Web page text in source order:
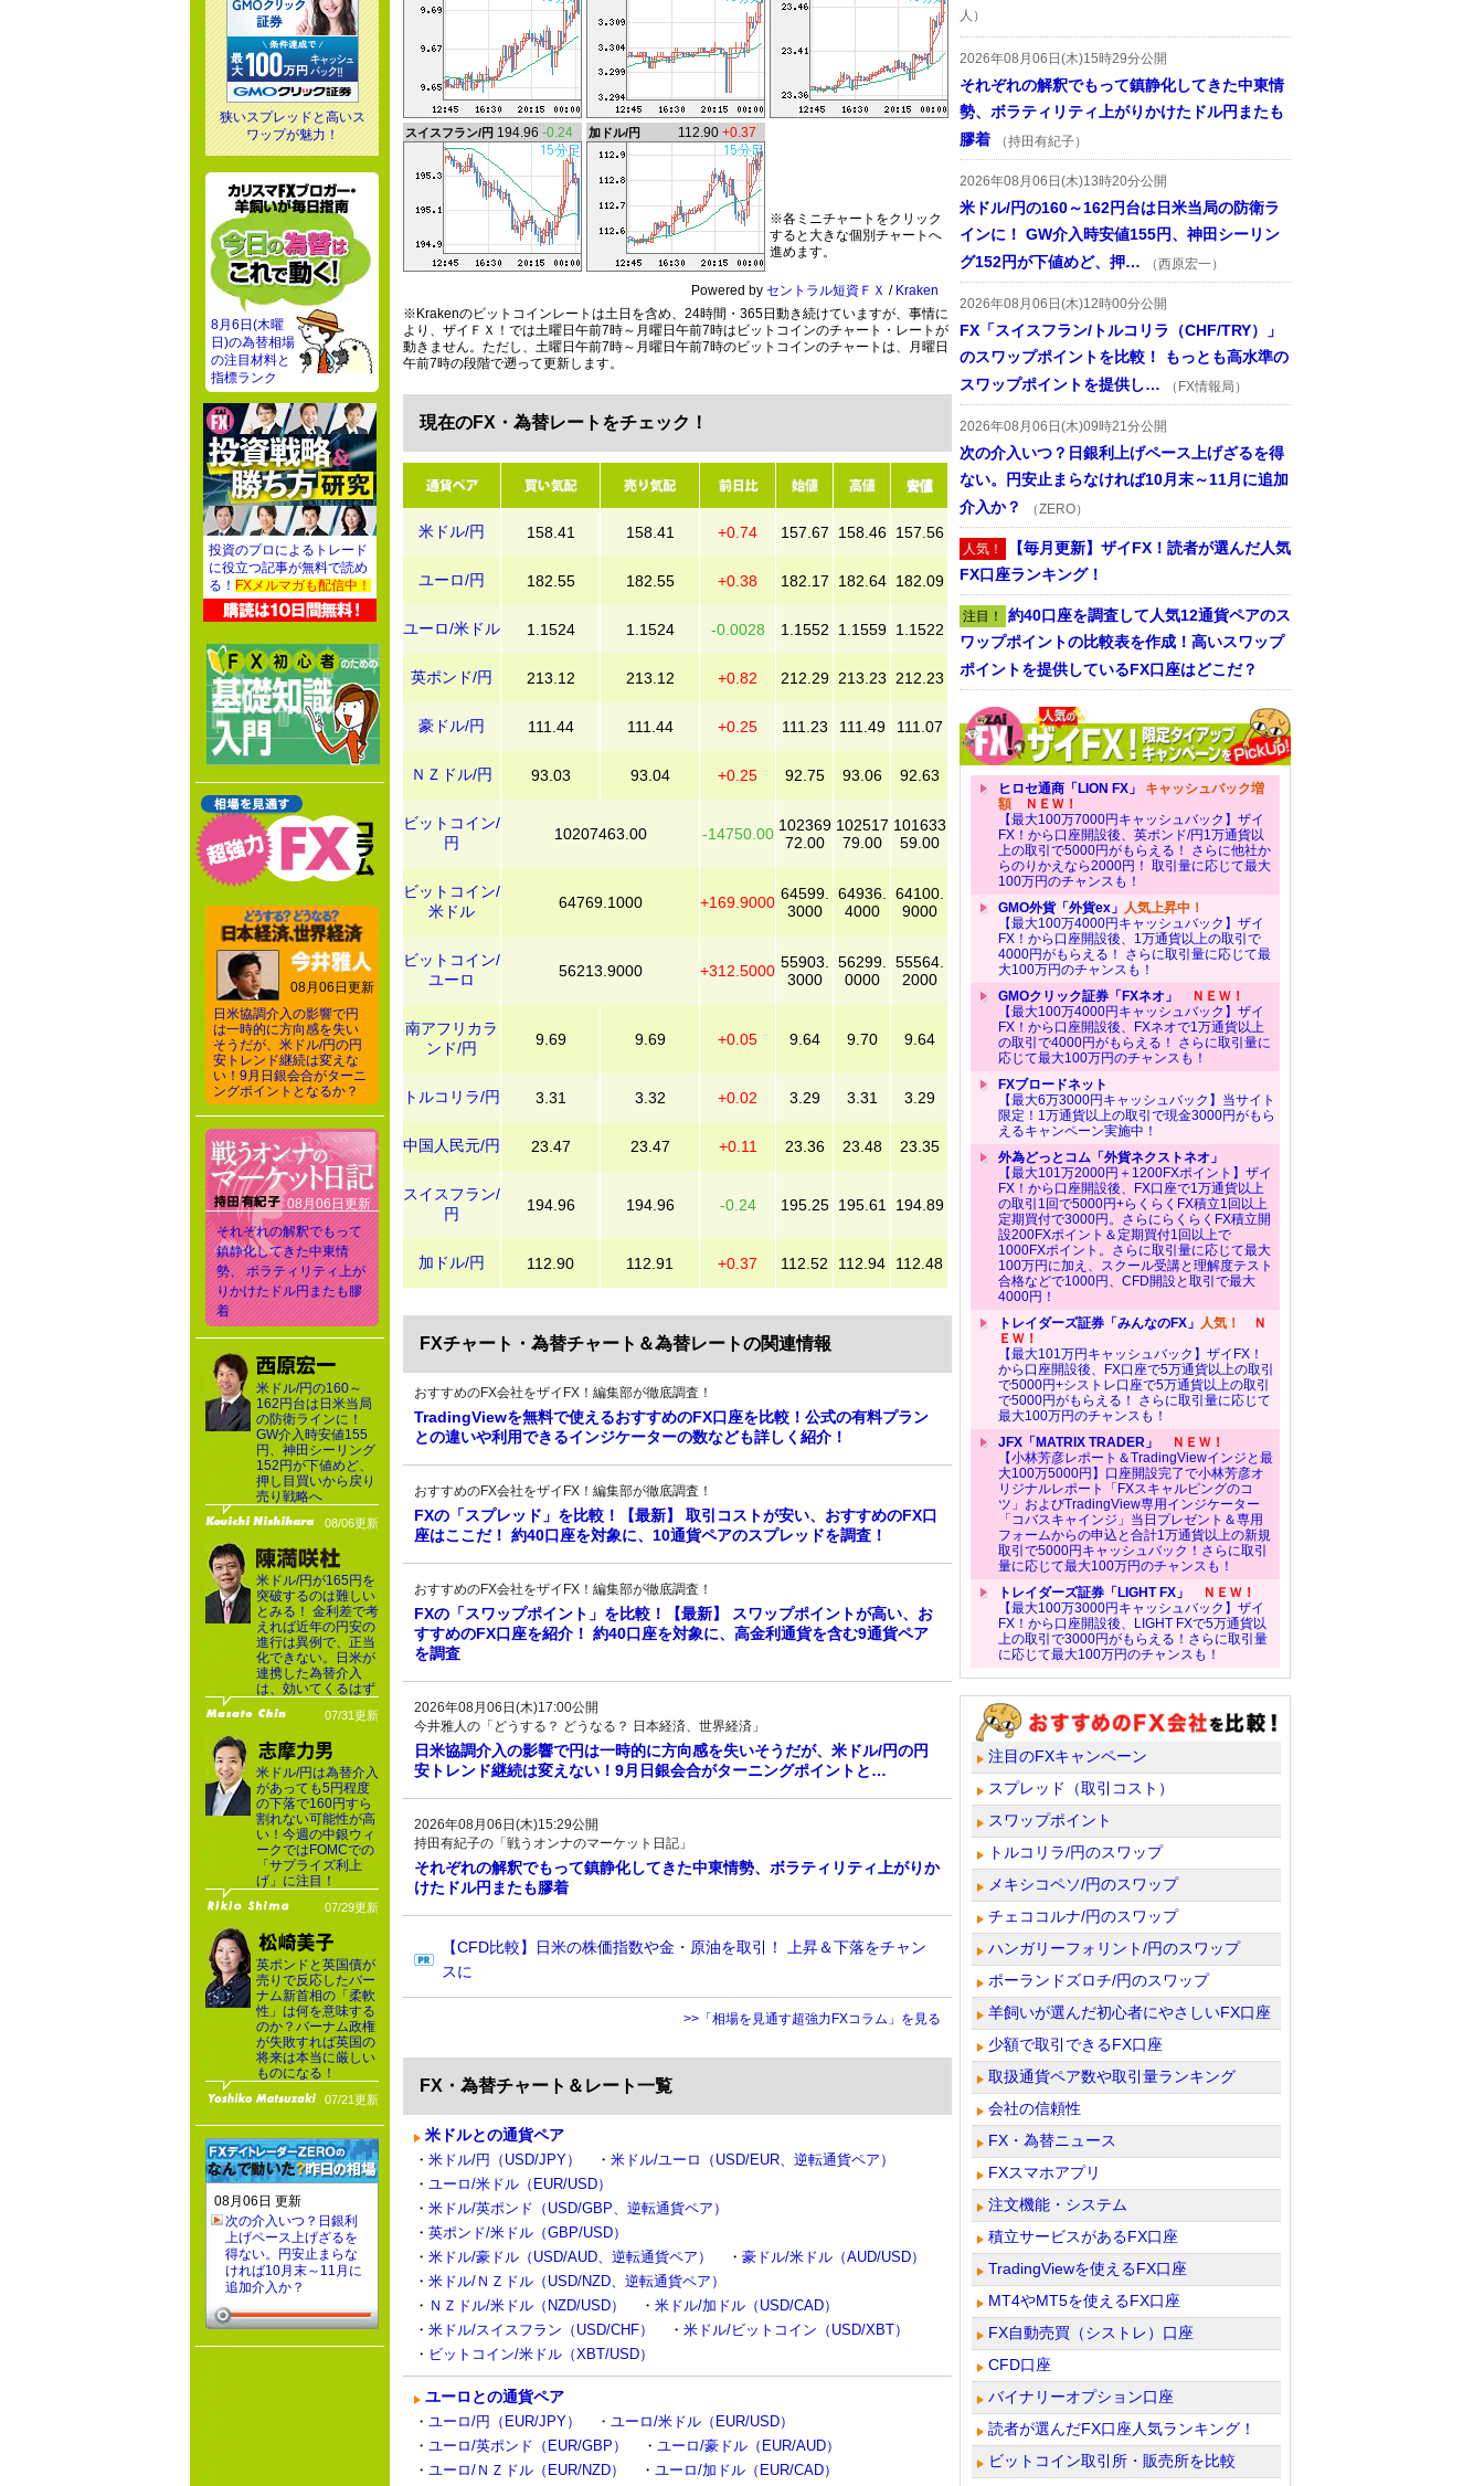
スイスフラン/円 194.96 -0.24 加ドル/円 112.90 +0.37
※各ミニチャートをクリック
すると大きな個別チャートへ
進めます。
Powered by セントラル短資ＦＸ / Kraken
※Krakenのビットコインレートは土日を含め、24時間・365日動き続けていますが、事情に
より、ザイＦＸ！では土曜日午前7時～月曜日午前7時はビットコインのチャート・レートが
動きません。ただし、土曜日午前7時～月曜日午前7時のビットコインのチャートは、月曜日
午前7時の段階で遡って更新します。
現在のFX・為替レートをチェック！
米ドル/円 158.41 158.41 +0.74 157.67 158.46 157.56
ユーロ/円 182.55 182.55 +0.38 182.17 182.64 182.09
ユーロ/米ドル 1.1524 1.1524 -0.0028 1.1552 1.1559 1.1522
英ポンド/円 213.12 213.12 +0.82 212.29 213.23 212.23
豪ドル/円 111.44 111.44 +0.25 111.23 111.49 111.07
ＮＺドル/円 93.03 93.04 +0.25 92.75 93.06 92.63
ビットコイン/
円
10207463.00 -14750.00 102369
72.00
102517
79.00
101633
59.00
ビットコイン/
米ドル
64769.1000 +169.9000 64599.
3000
64936.
4000
64100.
9000
ビットコイン/
ユーロ
56213.9000 +312.5000 55903.
3000
56299.
0000
55564.
2000
南アフリカラ
ンド/円
9.69 9.69 +0.05 9.64 9.70 9.64
トルコリラ/円 3.31 3.32 +0.02 3.29 3.31 3.29
中国人民元/円 23.47 23.47 +0.11 23.36 23.48 23.35
スイスフラン/
円
194.96 194.96 -0.24 195.25 195.61 194.89
加ドル/円 112.90 112.91 +0.37 112.52 112.94 112.48
FXチャート・為替チャート＆為替レートの関連情報
おすすめのFX会社をザイFX！編集部が徹底調査！
TradingViewを無料で使えるおすすめのFX口座を比較！公式の有料プラン
との違いや利用できるインジケーターの数なども詳しく紹介！
おすすめのFX会社をザイFX！編集部が徹底調査！
FXの「スプレッド」を比較！【最新】 取引コストが安い、おすすめのFX口
座はここだ！ 約40口座を対象に、10通貨ペアのスプレッドを調査！
おすすめのFX会社をザイFX！編集部が徹底調査！
FXの「スワップポイント」を比較！【最新】 スワップポイントが高い、お
すすめのFX口座を紹介！ 約40口座を対象に、高金利通貨を含む9通貨ペア
を調査
2026年08月06日(木)17:00公開
今井雅人の「どうする？ どうなる？ 日本経済、世界経済」
日米協調介入の影響で円は一時的に方向感を失いそうだが、米ドル/円の円
安トレンド継続は変えない！9月日銀会合がターニングポイントと…
2026年08月06日(木)15:29公開
持田有紀子の「戦うオンナのマーケット日記」
それぞれの解釈でもって鎮静化してきた中東情勢、ボラティリティ上がりか
けたドル円またも膠着
【CFD比較】日米の株価指数や金・原油を取引！ 上昇＆下落をチャン
スに
>>「相場を見通す超強力FXコラム」を見る
FX・為替チャート＆レート一覧
米ドルとの通貨ペア
・ 米ドル/円（USD/JPY） ・ 米ドル/ユーロ（USD/EUR、逆転通貨ペア）
・ ユーロ/米ドル（EUR/USD）
・ 米ドル/英ポンド（USD/GBP、逆転通貨ペア）
・ 英ポンド/米ドル（GBP/USD）
・ 米ドル/豪ドル（USD/AUD、逆転通貨ペア） ・ 豪ドル/米ドル（AUD/USD）
・ 米ドル/ＮＺドル（USD/NZD、逆転通貨ペア）
・ ＮＺドル/米ドル（NZD/USD） ・ 米ドル/加ドル（USD/CAD）
・ 米ドル/スイスフラン（USD/CHF） ・ 米ドル/ビットコイン（USD/XBT）
・ ビットコイン/米ドル（XBT/USD）
ユーロとの通貨ペア
・ ユーロ/円（EUR/JPY） ・ ユーロ/米ドル（EUR/USD）
・ ユーロ/英ポンド（EUR/GBP） ・ ユーロ/豪ドル（EUR/AUD）
・ ユーロ/ＮＺドル（EUR/NZD） ・ ユーロ/加ドル（EUR/CAD）
人）
2026年08月06日(木)15時29分公開
それぞれの解釈でもって鎮静化してきた中東情
勢、ボラティリティ上がりかけたドル円またも
膠着
（持田有紀子）
2026年08月06日(木)13時20分公開
米ドル/円の160～162円台は日米当局の防衛ラ
インに！ GW介入時安値155円、神田シーリン
グ152円が下値めど、押…
（西原宏一）
2026年08月06日(木)12時00分公開
FX「スイスフラン/トルコリラ（CHF/TRY）」
のスワップポイントを比較！ もっとも高水準の
スワップポイントを提供し…
（FX情報局）
2026年08月06日(木)09時21分公開
次の介入いつ？日銀利上げペース上げざるを得
ない。円安止まらなければ10月末～11月に追加
介入か？
（ZERO）
人気！ 【毎月更新】ザイFX！読者が選んだ人気
FX口座ランキング！
注目！ 約40口座を調査して人気12通貨ペアのス
ワップポイントの比較表を作成！高いスワップ
ポイントを提供しているFX口座はどこだ？
ヒロセ通商「LION FX」 キャッシュバック増
額ＮＥＷ！
【最大100万7000円キャッシュバック】ザイ
FX！から口座開設後、英ポンド/円1万通貨以
上の取引で5000円がもらえる！ さらに他社か
らのりかえなら2000円！ 取引量に応じて最大
100万円のチャンスも！
GMO外貨「外貨ex」 人気上昇中！
【最大100万4000円キャッシュバック】ザイ
FX！から口座開設後、1万通貨以上の取引で
4000円がもらえる！ さらに取引量に応じて最
大100万円のチャンスも！
GMOクリック証券「FXネオ」
ＮＥＷ！
【最大100万4000円キャッシュバック】ザイ
FX！から口座開設後、FXネオで1万通貨以上
の取引で4000円がもらえる！ さらに取引量に
応じて最大100万円のチャンスも！
FXブロードネット
【最大6万3000円キャッシュバック】当サイト
限定！1万通貨以上の取引で現金3000円がもら
えるキャンペーン実施中！
外為どっとコム「外貨ネクストネオ」
【最大101万2000円＋1200FXポイント】ザイ
FX！から口座開設後、FX口座で1万通貨以上
の取引1回で5000円+らくらくFX積立1回以上
定期買付で3000円。さらにらくらくFX積立開
設200FXポイント＆定期買付1回以上で
1000FXポイント。さらに取引量に応じて最大
100万円に加え、スクール受講と理解度テスト
合格などで1000円、CFD開設と取引で最大
4000円！
トレイダーズ証券「みんなのFX」 人気！
Ｎ
ＥＷ！
【最大101万円キャッシュバック】ザイFX！
から口座開設後、FX口座で5万通貨以上の取引
で5000円+シストレ口座で5万通貨以上の取引
で5000円がもらえる！ さらに取引量に応じて
最大100万円のチャンスも！
JFX「MATRIX TRADER」
ＮＥＷ！
【小林芳彦レポート＆TradingViewインジと最
大100万5000円】口座開設完了で小林芳彦オ
リジナルレポート「FXスキャルピングのコ
ツ」およびTradingView専用インジケーター
「コバスキャインジ」当日プレゼント＆専用
フォームからの申込と合計1万通貨以上の新規
取引で5000円キャッシュバック！さらに取引
量に応じて最大100万円のチャンスも！
トレイダーズ証券「LIGHT FX」
ＮＥＷ！
【最大100万3000円キャッシュバック】ザイ
FX！から口座開設後、LIGHT FXで5万通貨以
上の取引で3000円がもらえる！さらに取引量
に応じて最大100万円のチャンスも！
注目のFXキャンペーン
スプレッド（取引コスト）
スワップポイント
トルコリラ/円のスワップ
メキシコペソ/円のスワップ
チェココルナ/円のスワップ
ハンガリーフォリント/円のスワップ
ポーランドズロチ/円のスワップ
羊飼いが選んだ初心者にやさしいFX口座
少額で取引できるFX口座
取扱通貨ペア数や取引量ランキング
会社の信頼性
FX・為替ニュース
FXスマホアプリ
注文機能・システム
積立サービスがあるFX口座
TradingViewを使えるFX口座
MT4やMT5を使えるFX口座
FX自動売買（シストレ）口座
CFD口座
バイナリーオプション口座
読者が選んだFX口座人気ランキング！
ビットコイン取引所・販売所を比較
狭いスプレッドと高いス
ワップが魅力！
8月6日(木曜
日)の為替相場
の注目材料と
指標ランク
投資のプロによるトレード
に役立つ記事が無料で読め
る！ FXメルマガも配信中！
08月06日更新
日米協調介入の影響で円
は一時的に方向感を失い
そうだが、米ドル/円の円
安トレンド継続は変えな
い！9月日銀会合がターニ
ングポイントとなるか？
08月06日更新
それぞれの解釈でもって
鎮静化してきた中東情
勢、 ボラティリティ上が
りかけたドル円またも膠
着
米ドル/円の160～
162円台は日米当局
の防衛ラインに！
GW介入時安値155
円、神田シーリング
152円が下値めど、
押し目買いから戻り
売り戦略へ
08/06更新
米ドル/円が165円を
突破するのは難しい
とみる！ 金利差で考
えれば近年の円安の
進行は異例で、正当
化できない。日米が
連携した為替介入
は、効いてくるはず
07/31更新
米ドル/円は為替介入
があっても5円程度
の下落で160円すら
割れない可能性が高
い！今週の中銀ウィ
ークではFOMCでの
「サプライズ利上
げ」に注目！
07/29更新
英ポンドと英国債が
売りで反応したバー
ナム新首相の「柔軟
性」は何を意味する
のか？バーナム政権
が失敗すれば英国の
将来は本当に厳しい
ものになる！
07/21更新
08月06日 更新
次の介入いつ？日銀利
上げペース上げざるを
得ない。円安止まらな
ければ10月末～11月に
追加介入か？